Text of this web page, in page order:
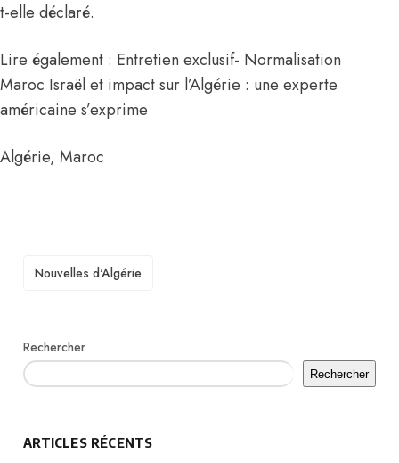
t-elle déclaré.
Lire également : Entretien exclusif- Normalisation
Maroc Israël et impact sur l’Algérie : une experte
américaine s’exprime
Algérie, Maroc
TAGS
Nouvelles d'Algérie
Rechercher
Rechercher
ARTICLES RÉCENTS